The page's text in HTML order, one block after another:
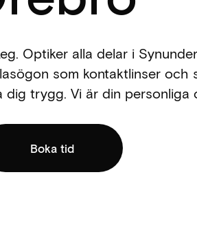
Optiker alla delar i
som kontaktlinser och
dig trygg. Vi är din personliga
Boka tid